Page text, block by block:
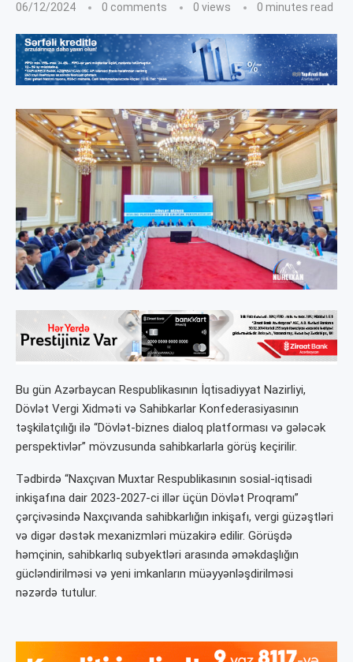
06/12/2024 0 comments 0 views 0 minutes read
Bu gün Azərbaycan Respublikasının İqtisadiyyat Nazirliyi,
Dövlət Vergi Xidməti və Sahibkarlar Konfederasiyasının
təşkilatçılığı ilə “Dövlət-biznes dialoq platforması və gələcək
perspektivlər” mövzusunda sahibkarlarla görüş keçirilir.
Tədbirdə “Naxçıvan Muxtar Respublikasının sosial-iqtisadi
inkişafına dair 2023-2027-ci illər üçün Dövlət Proqramı”
çərçivəsində Naxçıvanda sahibkarlığın inkişafı, vergi güzəştləri
və digər dəstək mexanizmləri müzakirə edilir. Görüşdə
həmçinin, sahibkarlıq subyektləri arasında əməkdaşlığın
gücləndirilməsi və yeni imkanların müəyyənləşdirilməsi
nəzərdə tutulur.